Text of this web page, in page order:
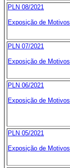
PLN 08/2021
Exposição de Motivos
PLN 07/2021
Exposição de Motivos
PLN 06/2021
Exposição de Motivos
PLN 05/2021
Exposição de Motivos